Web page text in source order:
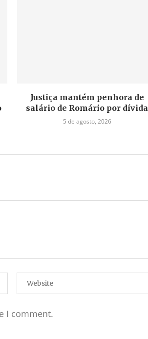
Justiça mantém penhora de
salário de Romário por dívida
5 de agosto, 2026
I comment.